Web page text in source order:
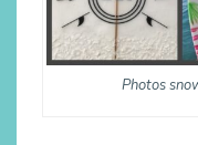
Photos